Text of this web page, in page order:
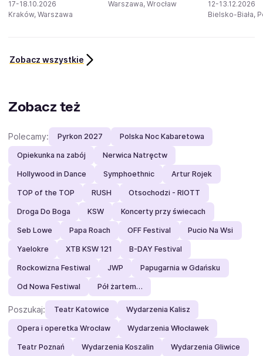
17-18.10.2026
Kraków, Warszawa
Warszawa, Wrocław
12-13.12.2026
Bielsko-Biała,
Zobacz wszystkie
Zobacz też
Polecamy: Pyrkon 2027 Polska Noc Kabaretowa
Opiekunka na zabój Nerwica Natręctw
Hollywood in Dance Symphoethnic Artur Rojek
TOP of the TOP RUSH Otsochodzi - RIOTT
Droga Do Boga KSW Koncerty przy świecach
Seb Lowe Papa Roach OFF Festival Pucio Na Wsi
Yaelokre XTB KSW 121 B-DAY Festival
Rockowizna Festiwal JWP Papugarnia w Gdańsku
Od Nowa Festiwal Pół żartem…
Poszukaj: Teatr Katowice Wydarzenia Kalisz
Opera i operetka Wrocław Wydarzenia Włocławek
Teatr Poznań Wydarzenia Koszalin Wydarzenia Gliwice